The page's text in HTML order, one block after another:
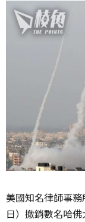
美國知名律師事
日）撤銷數名哈